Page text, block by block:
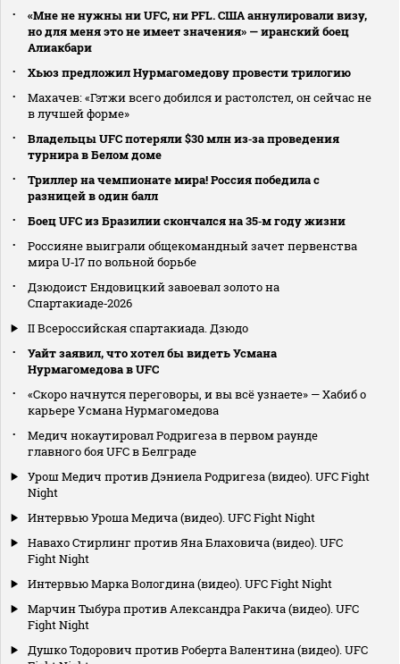
«Мне не нужны ни UFC, ни PFL. США аннулировали визу,
но для меня это не имеет значения» — иранский боец
Алиакбари
Хьюз предложил Нурмагомедову провести трилогию
Махачев: «Гэтжи всего добился и растолстел, он сейчас не
в лучшей форме»
Владельцы UFC потеряли $30 млн из‑за проведения
турнира в Белом доме
Триллер на чемпионате мира! Россия победила с
разницей в один балл
Боец UFC из Бразилии скончался на 35‑м году жизни
Россияне выиграли общекомандный зачет первенства
мира U‑17 по вольной борьбе
Дзюдоист Ендовицкий завоевал золото на
Спартакиаде‑2026
II Всероссийская спартакиада. Дзюдо
Уайт заявил, что хотел бы видеть Усмана
Нурмагомедова в UFC
«Скоро начнутся переговоры, и вы всё узнаете» — Хабиб о
карьере Усмана Нурмагомедова
Медич нокаутировал Родригеза в первом раунде
главного боя UFC в Белграде
Урош Медич против Дэниела Родригеза (видео). UFC Fight
Night
Интервью Уроша Медича (видео). UFC Fight Night
Навахо Стирлинг против Яна Блаховича (видео). UFC
Fight Night
Интервью Марка Вологдина (видео). UFC Fight Night
Марчин Тыбура против Александра Ракича (видео). UFC
Fight Night
Душко Тодорович против Роберта Валентина (видео). UFC